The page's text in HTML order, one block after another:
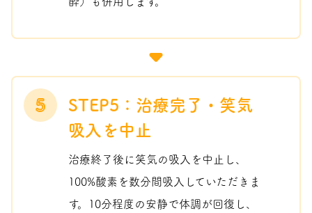
5
STEP5：治療完了・笑気
吸入を中止
治療終了後に笑気の吸入を中止し、
100%酸素を数分間吸入していただきま
す。10分程度の安静で体調が回復し、